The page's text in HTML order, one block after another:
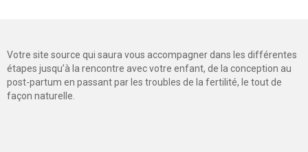
Votre site source qui saura vous accompagner dans les différentes
étapes jusqu’à la rencontre avec votre enfant, de la conception au
post-partum en passant par les troubles de la fertilité, le tout de
façon naturelle.